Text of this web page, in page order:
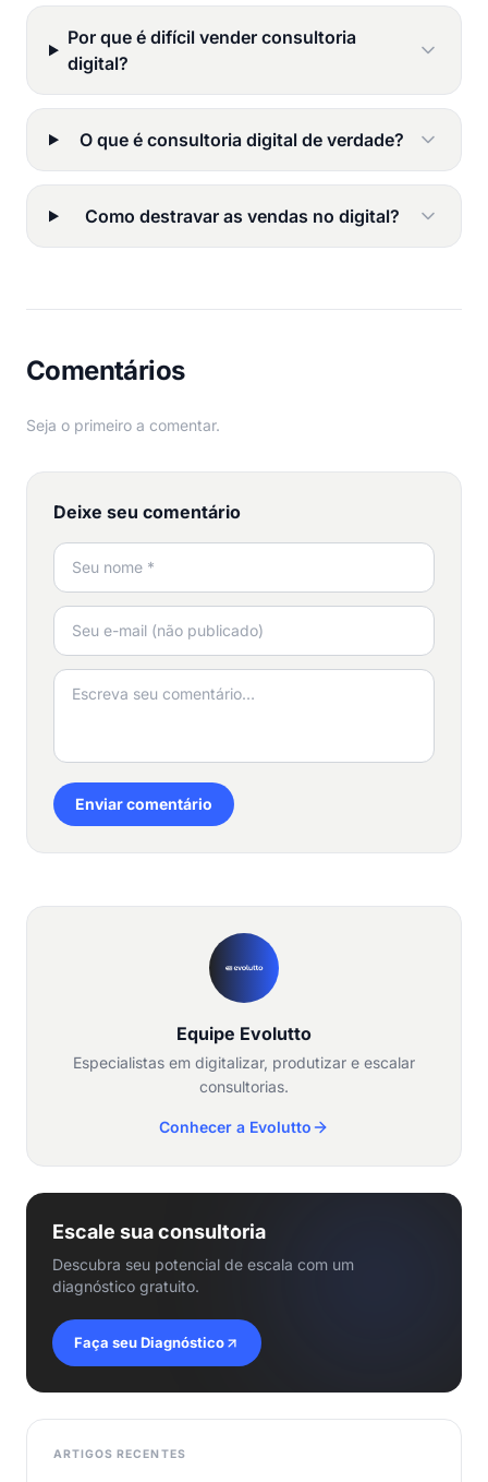
Por que é difícil vender consultoria
digital?
O que é consultoria digital de verdade?
Como destravar as vendas no digital?
Comentários
Seja o primeiro a comentar.
Deixe seu comentário
Enviar comentário
Equipe Evolutto
Especialistas em digitalizar, produtizar e escalar
consultorias.
Conhecer a Evolutto
Escale sua consultoria
Descubra seu potencial de escala com um
diagnóstico gratuito.
Faça seu Diagnóstico
ARTIGOS RECENTES